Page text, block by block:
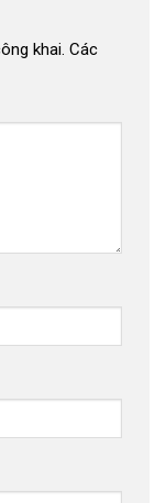
khai. Các